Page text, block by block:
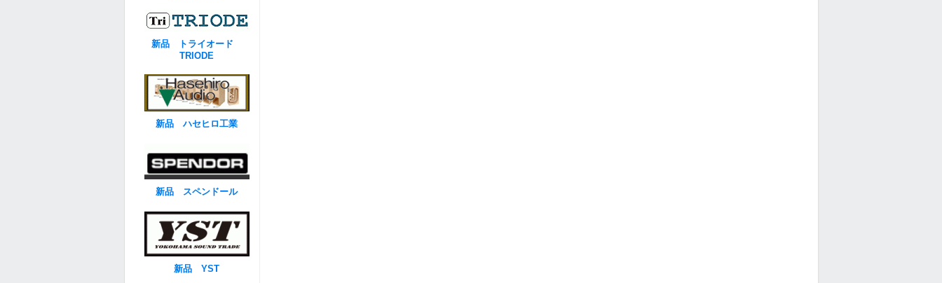
新品 トライオード
TRIODE
新品 ハセヒロ工業
新品 スペンドール
新品 YST